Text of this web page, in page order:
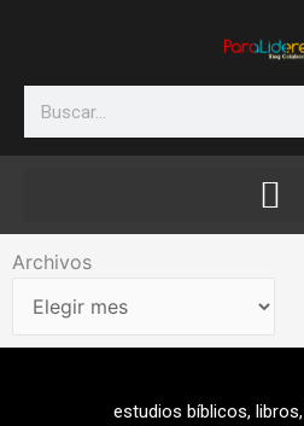
Search
Archivos
Archivos
estudios bíblicos, libros,